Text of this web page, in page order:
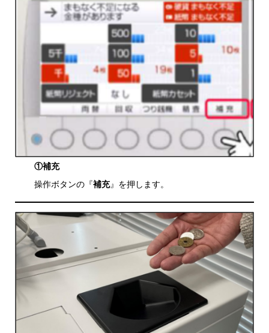
①補充
操作ボタンの『補充』を押します。